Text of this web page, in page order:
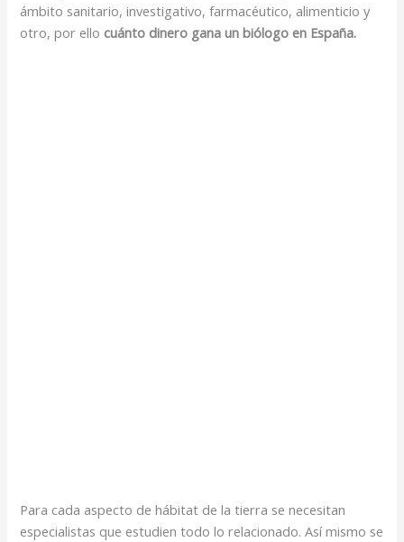
ámbito sanitario, investigativo, farmacéutico, alimenticio y
otro, por ello cuánto dinero gana un biólogo en España.
Para cada aspecto de hábitat de la tierra se necesitan
especialistas que estudien todo lo relacionado. Así mismo se